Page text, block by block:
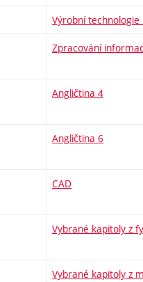
Výrobní technologie
Zpracování
Angličtina 4
Angličtina 6
CAD
Vybrané kapitoly z
Vybrané kapitoly z